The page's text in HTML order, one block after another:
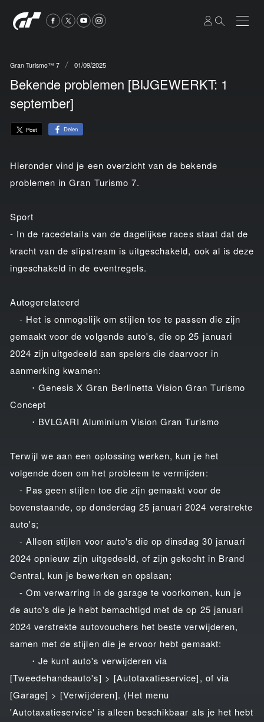
Gran Turismo™ 7 01/09/2025
Bekende problemen [BIJGEWERKT: 1
september]
Post Delen
Hieronder vind je een overzicht van de bekende
problemen in Gran Turismo 7.
Sport
- In de racedetails van de dagelijkse races staat dat de
kracht van de slipstream is uitgeschakeld, ook al is deze
ingeschakeld in de eventregels.
Autogerelateerd
- Het is onmogelijk om stijlen toe te passen die zijn
gemaakt voor de volgende auto's, die op 25 januari
2024 zijn uitgedeeld aan spelers die daarvoor in
aanmerking kwamen:
・Genesis X Gran Berlinetta Vision Gran Turismo
Concept
・BVLGARI Aluminium Vision Gran Turismo
Terwijl we aan een oplossing werken, kun je het
volgende doen om het probleem te vermijden:
- Pas geen stijlen toe die zijn gemaakt voor de
bovenstaande, op donderdag 25 januari 2024 verstrekte
auto's;
- Alleen stijlen voor auto's die op dinsdag 30 januari
2024 opnieuw zijn uitgedeeld, of zijn gekocht in Brand
Central, kun je bewerken en opslaan;
- Om verwarring in de garage te voorkomen, kun je
de auto's die je hebt bemachtigd met de op 25 januari
2024 verstrekte autovouchers het beste verwijderen,
samen met de stijlen die je ervoor hebt gemaakt:
・Je kunt auto's verwijderen via
[Tweedehandsauto's] > [Autotaxatieservice], of via
[Garage] > [Verwijderen]. (Het menu
'Autotaxatieservice' is alleen beschikbaar als je het hebt